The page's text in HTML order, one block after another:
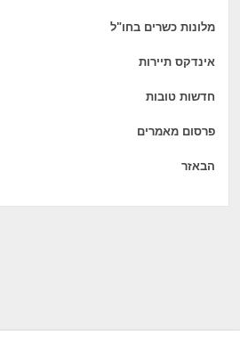
מלונות כשרים בחו"ל
אינדקס תיירות
חדשות טובות
פרסום מאמרים
הבאזר